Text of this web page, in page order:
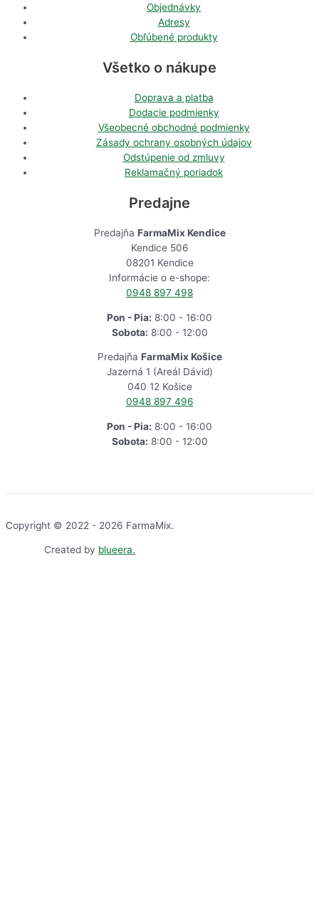
Objednávky
Adresy
Obľúbené produkty
Všetko o nákupe
Doprava a platba
Dodacie podmienky
Všeobecné obchodné podmienky
Zásady ochrany osobných údajov
Odstúpenie od zmluvy
Reklamačný poriadok
Predajne
Predajňa FarmaMix Kendice
Kendice 506
08201 Kendice
Informácie o e-shope:
0948 897 498
Pon - Pia: 8:00 - 16:00
Sobota: 8:00 - 12:00
Predajňa FarmaMix Košice
Jazerná 1 (Areál Dávid)
040 12 Košice
0948 897 496
Pon - Pia: 8:00 - 16:00
Sobota: 8:00 - 12:00
Copyright © 2022 - 2026 FarmaMix.
Created by blueera.